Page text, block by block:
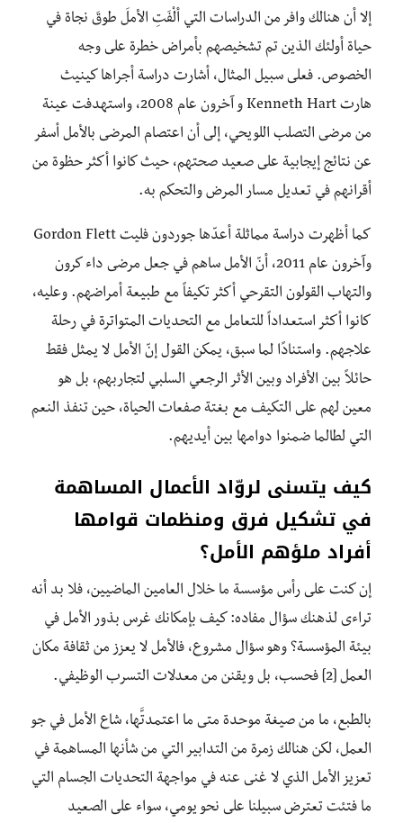
إلا أن هنالك وافر من الدراسات التي ألْفَتِ الأملَ طوقَ نجاة في
حياة أولئك الذين تم تشخيصهم بأمراض خطرة على وجه
الخصوص. فعلى سبيل المثال، أشارت دراسة أجراها كينيث
هارت Kenneth Hart و آخرون عام 2008، واستهدفت عينة
من مرضى التصلب اللويحي، إلى أن اعتصام المرضى بالأمل أسفر
عن نتائج إيجابية على صعيد صحتهم، حيث كانوا أكثر حظوة من
أقرانهم في تعديل مسار المرض والتحكم به.
كما أظهرت دراسة مماثلة أعدّها جوردون فليت Gordon Flett
وآخرون عام 2011، أنّ الأمل ساهم في جعل مرضى داء كرون
والتهاب القولون التقرحي أكثر تكيفاً مع طبيعة أمراضهم. وعليه،
كانوا أكثر استعداداً للتعامل مع التحديات المتواترة في رحلة
علاجهم. واستنادًا لما سبق، يمكن القول إنّ الأمل لا يمثل فقط
حائلاً بين الأفراد وبين الأثر الرجعي السلبي لتجاربهم، بل هو
معين لهم على التكيف مع بغتة صفعات الحياة، حين تنفذ النعم
التي لطالما ضمنوا دوامها بين أيديهم.
كيف يتسنى لروّاد الأعمال المساهمة
في تشكيل فرق ومنظمات قوامها
أفراد ملؤهم الأمل؟
إن كنت على رأس مؤسسة ما خلال العامين الماضيين، فلا بد أنه
تراءى لذهنك سؤال مفاده: كيف بإمكانك غرس بذور الأمل في
بيئة المؤسسة؟ وهو سؤال مشروع، فالأمل لا يعزز من ثقافة مكان
العمل [2] فحسب، بل ويقنن من معدلات التسرب الوظيفي.
بالطبع، ما من صيغة موحدة متى ما اعتمدتَّها، شاع الأمل في جو
العمل، لكن هنالك زمرة من التدابير التي من شأنها المساهمة في
تعزيز الأمل الذي لا غنى عنه في مواجهة التحديات الجسام التي
ما فتئت تعترض سبيلنا على نحو يومي، سواء على الصعيد